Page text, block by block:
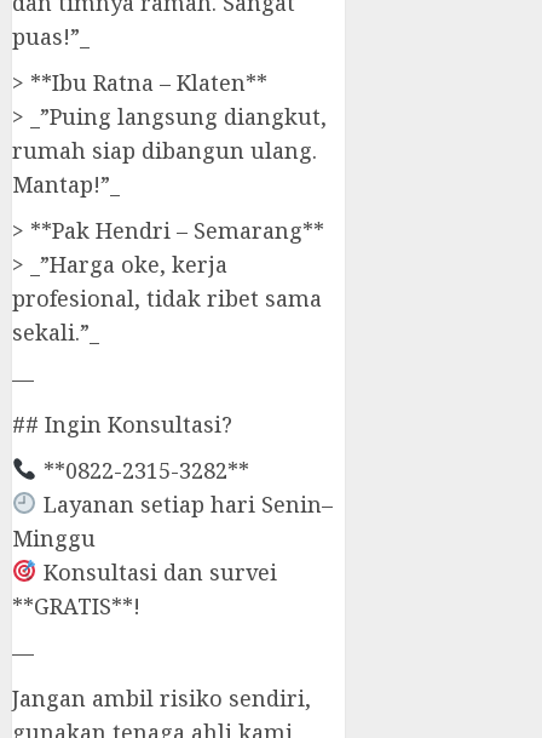
puas!”_
> **Ibu Ratna – Klaten**
> _”Puing langsung diangkut,
rumah siap dibangun ulang.
Mantap!”_
> **Pak Hendri – Semarang**
> _”Harga oke, kerja
profesional, tidak ribet sama
sekali.”_
—
## Ingin Konsultasi?
**0822-2315-3282**
Layanan setiap hari Senin–
Minggu
Konsultasi dan survei
**GRATIS**!
—
Jangan ambil risiko sendiri,
gunakan tenaga ahli kami